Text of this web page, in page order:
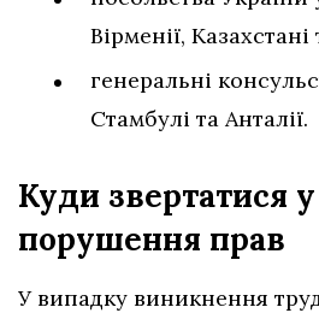
Вірменії,
генеральні
Стамбулі та Анталії.
Куди звертатися у
порушення прав
У випадку виникнення